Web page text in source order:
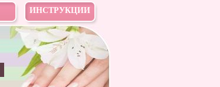
ИНСТРУКЦИИ